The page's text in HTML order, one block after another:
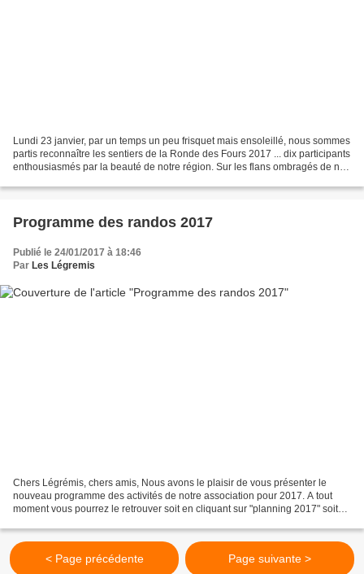
Lundi 23 janvier, par un temps un peu frisquet mais ensoleillé, nous sommes
partis reconnaître les sentiers de la Ronde des Fours 2017 ... dix participants
enthousiasmés par la beauté de notre région. Sur les flans ombragés de nos
Programme des randos 2017
Publié le 24/01/2017 à 18:46
Par Les Légremis
Chers Légrémis, chers amis, Nous avons le plaisir de vous présenter le
nouveau programme des activités de notre association pour 2017. A tout
moment vous pourrez le retrouver soit en cliquant sur "planning 2017" soit
< Page précédente Page suivante >